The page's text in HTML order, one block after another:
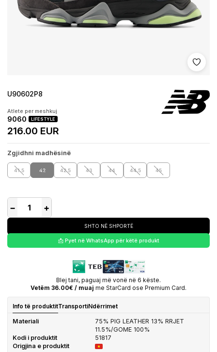
Shto
U90602P8
Atlete per meshkuj
9060 LIFESTYLE
216.00 EUR
Zgjidhni madhësinë
41.5 42 42.5 43 44 44.5 45
− +
SHTO NË SHPORTË
📩 Pyet në WhatsApp për këtë produkt
Blej tani, paguaj më vonë në 6 këste.
Vetëm 36.00€ / muaj me StarCard ose Premium Card.
Info të produktitTransportiNdërrimet
Materiali
75% PIG LEATHER 13% RRJET
11.5%/GOME 100%
Kodi i produktit
51817
Origjina e produktit